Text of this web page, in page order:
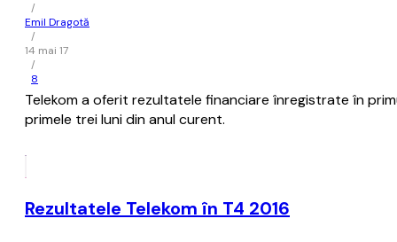
/
Emil Dragotă
/
14 mai 17
/
8
Telekom a oferit rezultatele financiare înregistrate în
primele trei luni din anul curent.
Rezultatele Telekom în T4 2016